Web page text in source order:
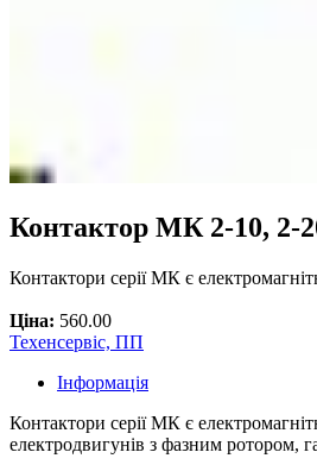
Контактор МК 2-10, 2-
Контактори серії МК є
Ціна: 560.00
Техенсервіс, ПП
Інформація
Контактори серії МК є
електродвигунів з фазним ротором,